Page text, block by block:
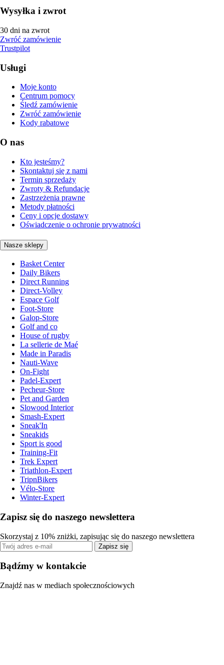
Wysyłka i zwrot
30 dni na zwrot
Zwróć zamówienie
Trustpilot
Usługi
Moje konto
Centrum pomocy
Śledź zamówienie
Zwróć zamówienie
Kody rabatowe
O nas
Kto jesteśmy?
Skontaktuj się z nami
Termin sprzedaży
Zwroty & Refundacje
Zastrzeżenia prawne
Metody płatności
Ceny i opcje dostawy
Oświadczenie o ochronie prywatności
Nasze sklepy
Basket Center
Daily Bikers
Direct Running
Direct-Volley
Espace Golf
Foot-Store
Galop-Store
Golf and co
House of rugby
La sellerie de Maé
Made in Paradis
Nauti-Wave
On-Fight
Padel-Expert
Pecheur-Store
Pet and Garden
Slowood Interior
Smash-Expert
Sneak'In
Sneakids
Sport is good
Training-Fit
Trek Expert
Triathlon-Expert
TripnBikers
Vélo-Store
Winter-Expert
Zapisz się do naszego newslettera
Skorzystaj z 10% zniżki, zapisując się do naszego newslettera
Zapisz się
Bądźmy w kontakcie
Znajdź nas w mediach społecznościowych